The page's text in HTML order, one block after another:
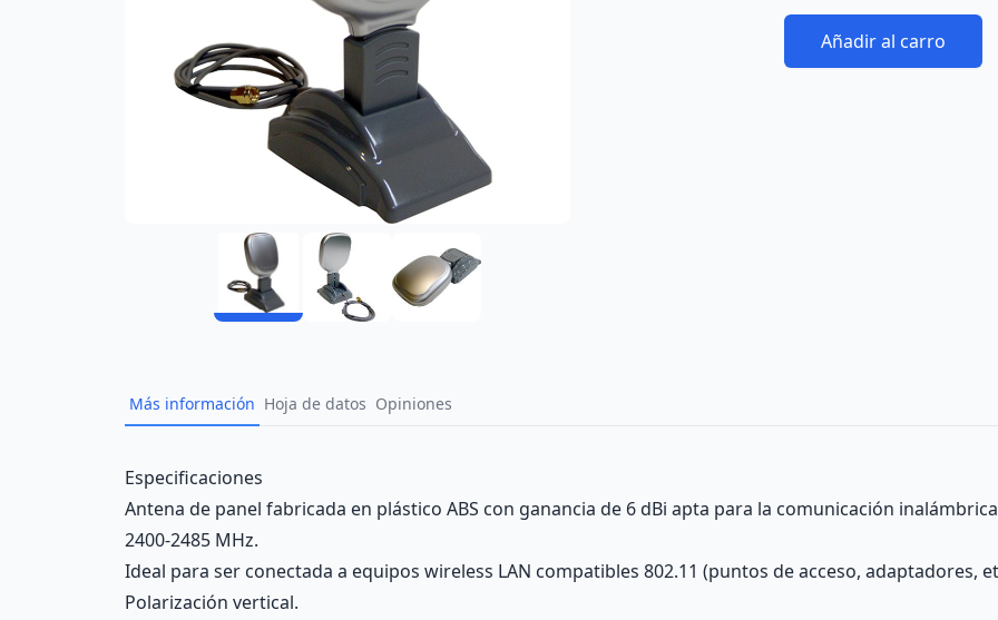
Añadir al carro
Más información Hoja de datos Opiniones
Description
Especificaciones
Antena de panel fabricada en plástico ABS con ganancia de 6 dBi apta para la comunicación
2400-2485 MHz.
Ideal para ser conectada a equipos wireless LAN compatibles 802.11 (puntos de acceso, adaptadores,
Polarización vertical.